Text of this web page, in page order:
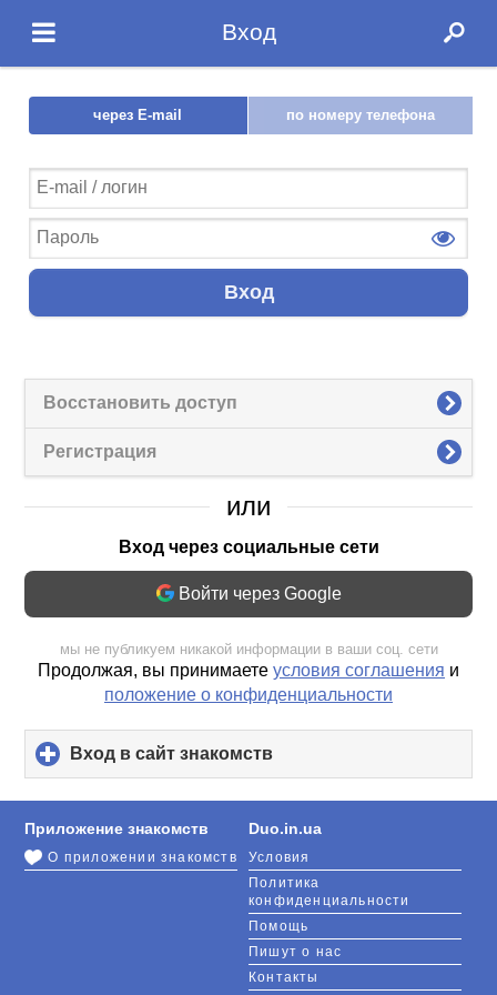
Вход
через E-mail по номеру телефона
Вход
Восстановить доступ
Регистрация
или
Вход через социальные сети
Войти через Google
мы не публикуем никакой информации в ваши соц. сети
Продолжая, вы принимаете условия соглашения и
положение о конфиденциальности
Вход в сайт знакомств
to
expand
contents
Duo.in.ua
Условия
Политика
конфиденциальности
Помощь
Пишут о нас
Контакты
Приложение знакомств
О приложении знакомств